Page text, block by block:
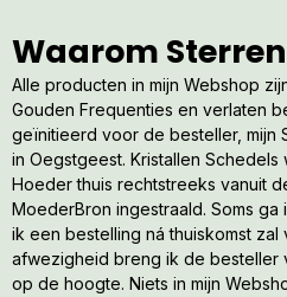
Waarom
Alle producten in mijn Webshop
Gouden Frequenties en verlaten
geïnitieerd voor de besteller, mijn
in Oegstgeest. Kristallen
Hoeder thuis rechtstreeks vanuit
MoederBron ingestraald. Soms
ik een bestelling ná thuiskomst
afwezigheid breng ik de besteller
op de hoogte. Niets in mijn